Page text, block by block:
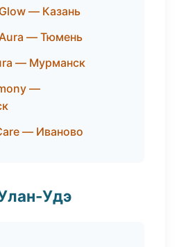
— Казань
— Тюмень
— Мурманск
—
— Иваново
Удэ